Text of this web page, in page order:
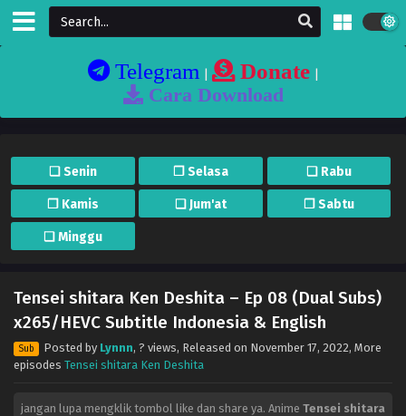
Telegram| Donate|
Cara Download
❏ Senin ❐ Selasa ❏ Rabu
❐ Kamis ❏ Jum'at ❐ Sabtu
❏ Minggu
Tensei shitara Ken Deshita – Ep 08 (Dual Subs)
x265/HEVC Subtitle Indonesia & English
Sub Posted by Lynnn, ? views, Released on November 17, 2022, More
episodes Tensei shitara Ken Deshita
jangan lupa mengklik tombol like dan share ya. Anime Tensei shitara